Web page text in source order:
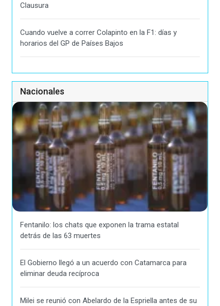
Clausura
Cuando vuelve a correr Colapinto en la F1: días y
horarios del GP de Países Bajos
Nacionales
Fentanilo: los chats que exponen la trama estatal
detrás de las 63 muertes
El Gobierno llegó a un acuerdo con Catamarca para
eliminar deuda recíproca
Milei se reunió con Abelardo de la Espriella antes de su